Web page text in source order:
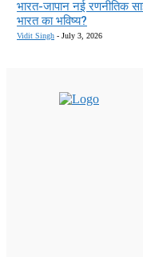
भारत-जापान नई रणनीतिक
भारत का भविष्य?
Vidit Singh - July 3, 2026